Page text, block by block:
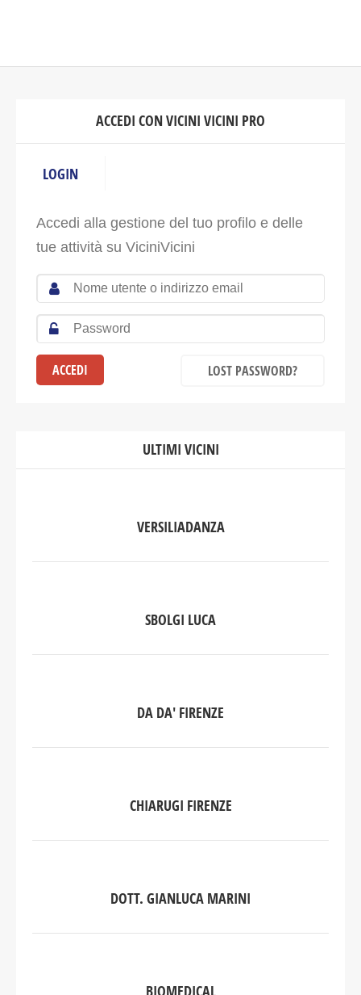
ACCEDI CON VICINI VICINI PRO
LOGIN
Accedi alla gestione del tuo profilo e delle
tue attività su ViciniVicini
LOST PASSWORD?
ULTIMI VICINI
VERSILIADANZA
SBOLGI LUCA
DA DA' FIRENZE
CHIARUGI FIRENZE
DOTT. GIANLUCA MARINI